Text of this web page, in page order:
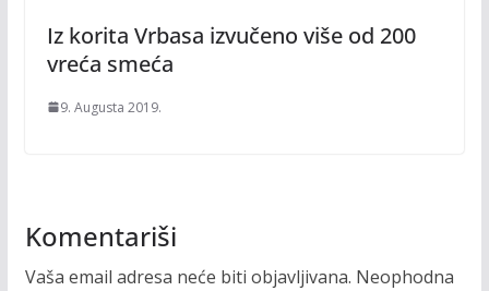
Iz korita Vrbasa izvučeno više od 200
vreća smeća
9. Augusta 2019.
Komentariši
Vaša email adresa neće biti objavljivana. Neophodna